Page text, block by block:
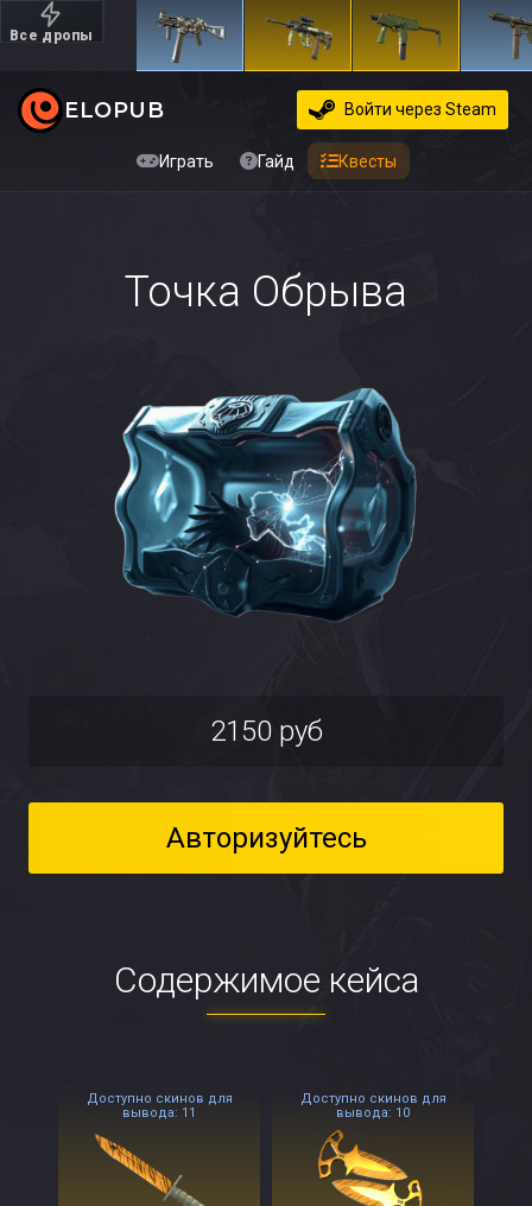
Все дропы
Дорогие
ELOPUB
Играть Гайд Квесты
Войти через Steam
Точка Обрыва
2150 руб
Авторизуйтесь
Содержимое кейса
Доступно скинов для
вывода: 11
Доступно скинов для
вывода: 10